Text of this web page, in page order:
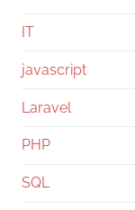
IT
javascript
Laravel
PHP
SQL